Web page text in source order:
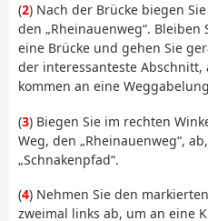
(2) Nach der Brücke biegen
den „Rheinauenweg“.
eine Brücke und gehen Sie
der interessanteste Abschnitt,
kommen an eine
(3) Biegen Sie im rechten
Weg, den „Rheinauenweg“,
„Schnakenpfad“.
(4) Nehmen Sie den
zweimal links ab, um an eine